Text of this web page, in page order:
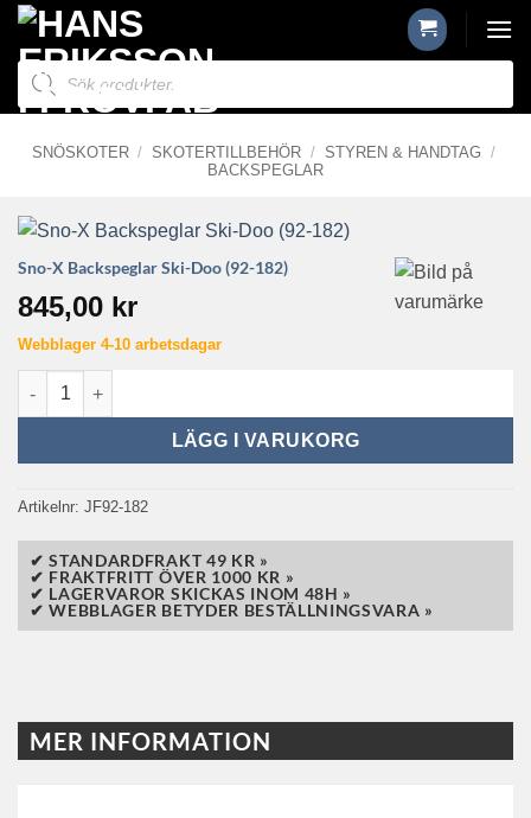
Skip
content
Produktsökning
SNÖSKOTER / SKOTERTILLBEHÖR / STYREN & HANDTAG /
BACKSPEGLAR
Sno-X Backspeglar Ski-Doo (92-182)
845,00 kr
Webblager 4-10 arbetsdagar
Sno-X Backspeglar Ski-Doo (92-182) mängd
LÄGG I VARUKORG
Artikelnr: JF92-182
✔ STANDARDFRAKT 49 KR »
✔ FRAKTFRITT ÖVER 1000 KR »
✔ LAGERVAROR SKICKAS INOM 48H »
✔ WEBBLAGER BETYDER BESTÄLLNINGSVARA »
MER INFORMATION